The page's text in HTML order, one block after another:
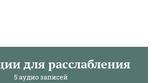
для расслабления
5 аудио записей